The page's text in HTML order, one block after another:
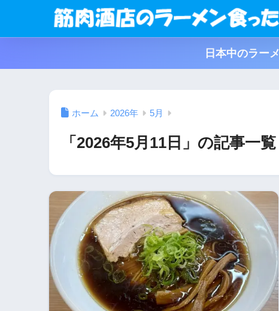
日本中のラー
ホーム 2026年 5月
「2026年5月11日」の記事一覧